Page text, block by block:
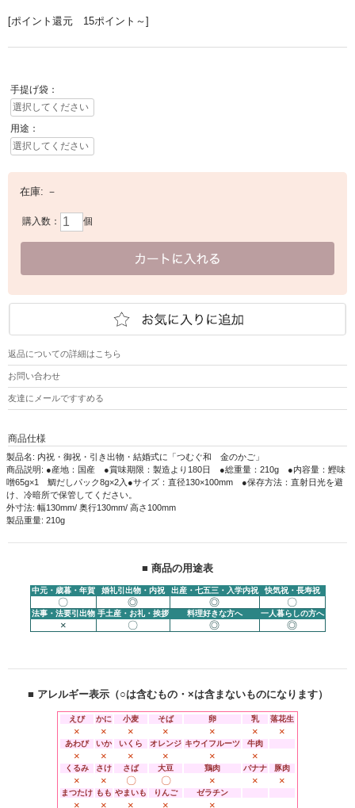
[ポイント還元 15ポイント～]
手提げ袋：
用途：
在庫: －
購入数： 個
返品についての詳細はこちら
お問い合わせ
友達にメールですすめる
商品仕様
製品名: 内祝・御祝・引き出物・結婚式に「つむぐ和 金のかご」
商品説明: ●産地：国産 ●賞味期限：製造より180日 ●総重量：210g ●内容量：鰹味
噌65g×1 鯛だしパック8g×2入●サイズ：直径130×100mm ●保存方法：直射日光を避
け、冷暗所で保管してください。
外寸法: 幅130mm/ 奥行130mm/ 高さ100mm
製品重量: 210g
■ 商品の用途表
中元・歳暮・年賀 婚礼引出物・内祝 出産・七五三・入学内祝 快気祝・長寿祝
〇 ◎ ◎ 〇
法事・法要引出物 手土産・お礼・挨拶 料理好きな方へ 一人暮らしの方へ
× 〇 ◎ ◎
■ アレルギー表示（○は含むもの・×は含まないものになります）
えび かに 小麦 そば 卵 乳 落花生
× × × × × × ×
あわび いか いくら オレンジ キウイフルーツ 牛肉
× × × × × ×
くるみ さけ さば 大豆 鶏肉 バナナ 豚肉
× × 〇 〇 × × ×
まつたけ もも やまいも りんご ゼラチン
× × × × ×